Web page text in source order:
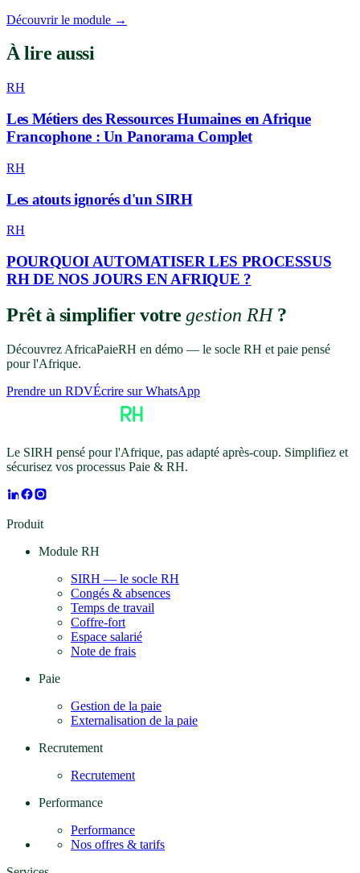
Découvrir le module →
À lire aussi
RH
Les Métiers des Ressources Humaines en Afrique
Francophone : Un Panorama Complet
RH
Les atouts ignorés d'un SIRH
RH
POURQUOI AUTOMATISER LES PROCESSUS
RH DE NOS JOURS EN AFRIQUE ?
Prêt à simplifier votregestion RH?
Découvrez AfricaPaieRH en démo — le socle RH et paie pensé
pour l'Afrique.
Prendre un RDVÉcrire sur WhatsApp
Le SIRH pensé pour l'Afrique, pas adapté après-coup. Simplifiez et
sécurisez vos processus Paie & RH.
Produit
Module RH
SIRH — le socle RH
Congés & absences
Temps de travail
Coffre-fort
Espace salarié
Note de frais
Paie
Gestion de la paie
Externalisation de la paie
Recrutement
Recrutement
Performance
Performance
Nos offres & tarifs